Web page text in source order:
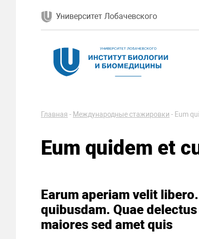
Университет Лобачевского
Главная - Международные стажировки - Eum
Eum quidem et
Earum aperiam velit
quibusdam. Quae
maiores sed amet quis